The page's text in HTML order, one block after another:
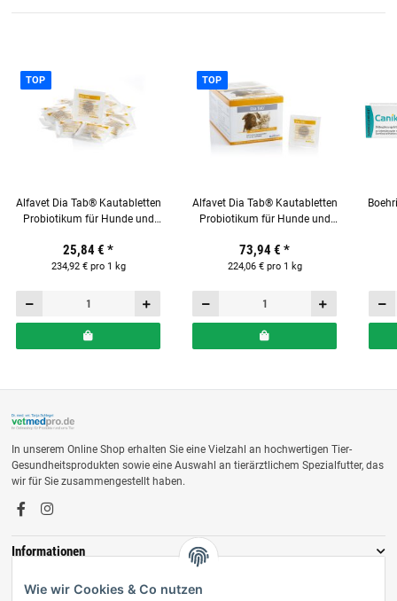
TOP
Alfavet Dia Tab® Kautabletten
Probiotikum für Hunde und
(lose) mit 20 x 5,5 g Tabletten
25,84 € *
234,92 € pro 1 kg
TOP
Alfavet Dia Tab® Kautabletten
Probiotikum für Hunde und
Tabletten
73,94 € *
224,06 € pro 1 kg
In unserem Online Shop erhalten Sie eine Vielzahl an hochwertigen Tier-
Gesundheitsprodukten sowie eine Auswahl an tierärztlichem Spezialfutter, das
wir für Sie zusammengestellt haben.
Informationen
Zahlungsmöglichkeiten
Wie wir Cookies & Co nutzen